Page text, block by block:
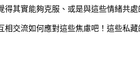
得其實能夠克服、或是與這些情緒共
相交流如何應對這些焦慮吧！這些私